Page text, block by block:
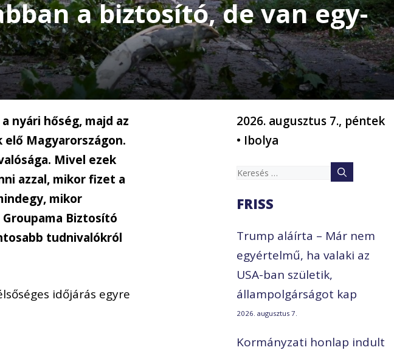
a biztosító, de van egy-
nyári hőség, majd az
Magyarországon.
Mivel ezek
azzal, mikor fizet a
mikor
Biztosító
tudnivalókról
időjárás egyre
2026. augusztus 7., péntek
• Ibolya
Keresés:
FRISS
Trump aláírta – Már nem
egyértelmű, ha valaki az
USA-ban születik,
állampolgárságot kap
2026. augusztus 7.
Kormányzati honlap indult